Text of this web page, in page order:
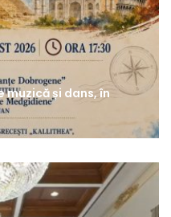
muzică și dans, în